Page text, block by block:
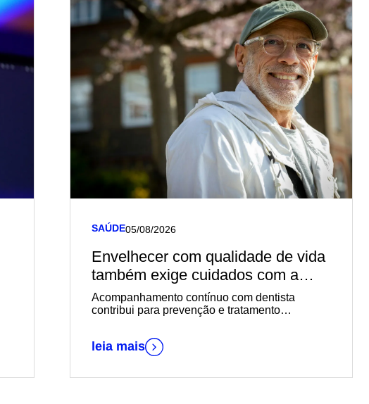
SAÚDE05/08/2026
Envelhecer com qualidade de vida
também exige cuidados com a
saúde bucal
Acompanhamento contínuo com dentista
contribui para prevenção e tratamento
leia mais